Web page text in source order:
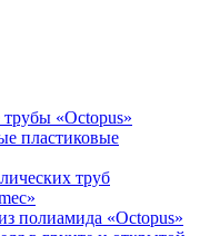
«Octopus»
пластиковые
труб
полиамида «Octopus»